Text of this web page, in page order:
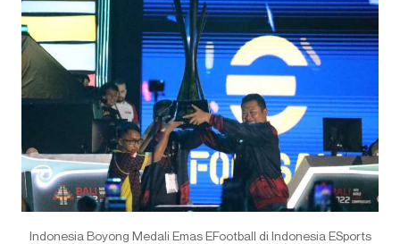
Indonesia Boyong Medali Emas EFootball di Indonesia ESports